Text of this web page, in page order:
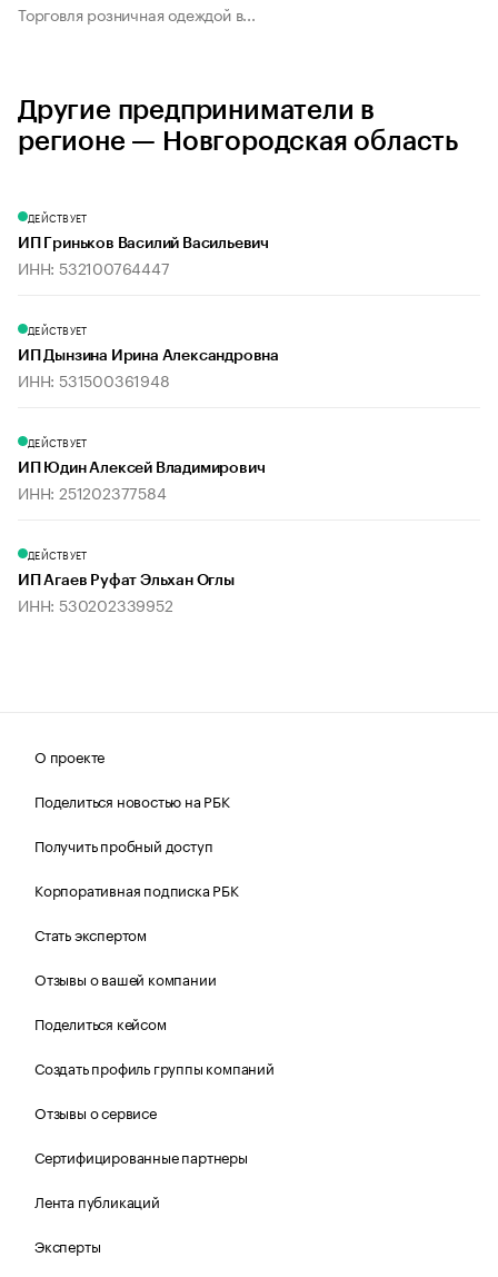
Торговля розничная одеждой в...
Другие предприниматели в
регионе — Новгородская область
ДЕЙСТВУЕТ
ИП Гриньков Василий Васильевич
ИНН: 532100764447
ДЕЙСТВУЕТ
ИП Дынзина Ирина Александровна
ИНН: 531500361948
ДЕЙСТВУЕТ
ИП Юдин Алексей Владимирович
ИНН: 251202377584
ДЕЙСТВУЕТ
ИП Агаев Руфат Эльхан Оглы
ИНН: 530202339952
О проекте
Поделиться новостью на РБК
Получить пробный доступ
Корпоративная подписка РБК
Стать экспертом
Отзывы о вашей компании
Поделиться кейсом
Создать профиль группы компаний
Отзывы о сервисе
Сертифицированные партнеры
Лента публикаций
Эксперты